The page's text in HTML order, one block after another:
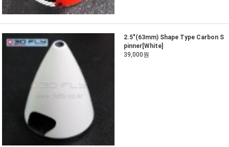
2.5"(63mm) Shape Type Carbon S
pinner[White]
39,000원